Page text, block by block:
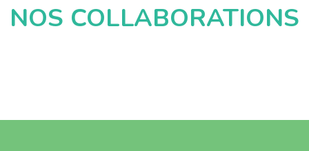
NOS COLLABORATIONS